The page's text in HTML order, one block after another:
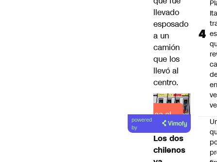
llevado
esposado
a un
camión
que los
llevó al
centro.
Lea el
artículo
powered
by
Los dos
chilenos
en